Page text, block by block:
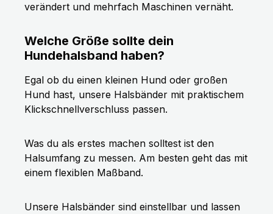
verändert und mehrfach Maschinen vernäht.
Welche Größe sollte dein
Hundehalsband haben?
Egal ob du einen kleinen Hund oder großen
Hund hast, unsere Halsbänder mit praktischem
Klickschnellverschluss passen.
Was du als erstes machen solltest ist den
Halsumfang zu messen. Am besten geht das mit
einem flexiblen Maßband.
Unsere Halsbänder sind einstellbar und lassen